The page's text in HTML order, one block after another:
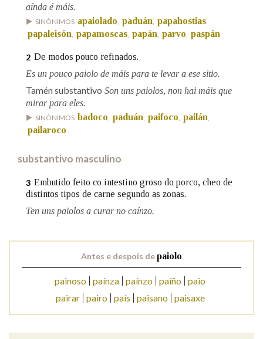
BUSCAR NO CONTIDO
Nas definicións
Nos exemplos
OUTRAS OPCIÓNS DE BUSCA
Pertence a
LIMPAR BUSCA
aínda é máis.
SINÓNIMOS apaiolado paduán papahostias
papaleisón papamoscas papán parvo paspán
2 De modos pouco refinados.
Es un pouco paiolo de máis para te levar a ese sitio.
Tamén substantivo Son uns paiolos, non hai máis que
mirar para eles.
SINÓNIMOS badoco, paduán, paifoco, pailán,
pailaroco
substantivo masculino
3 Embutido feito co intestino groso do porco, cheo de
distintos tipos de carne segundo as zonas.
Ten uns paiolos a curar no caínzo.
Antes e despois depaiolo
painoso paínza paínzo paíño paio
pairar
pairo país paisano paisaxe